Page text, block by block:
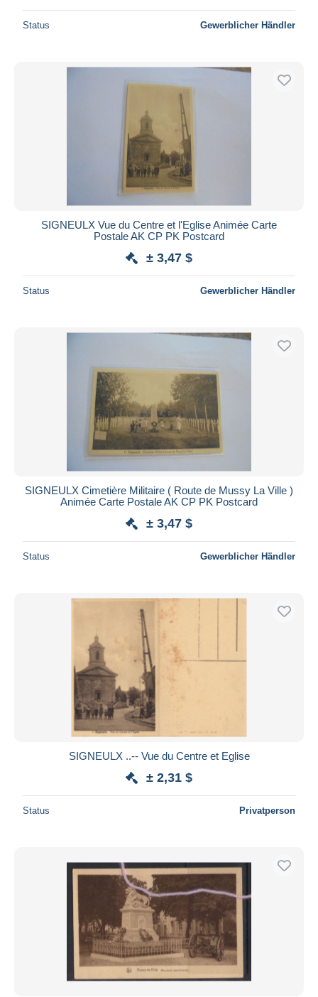
Status Gewerblicher Händler
SIGNEULX Vue du Centre et l'Eglise Animée Carte
Postale AK CP PK Postcard
± 3,47 $
Status Gewerblicher Händler
SIGNEULX Cimetière Militaire ( Route de Mussy La Ville )
Animée Carte Postale AK CP PK Postcard
± 3,47 $
Status Gewerblicher Händler
SIGNEULX ..-- Vue du Centre et Eglise
± 2,31 $
Status Privatperson